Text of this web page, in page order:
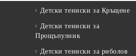
Детски тениски за Кръщене
Детски тениски за
Прощъпулник
Детски тениски за риболов